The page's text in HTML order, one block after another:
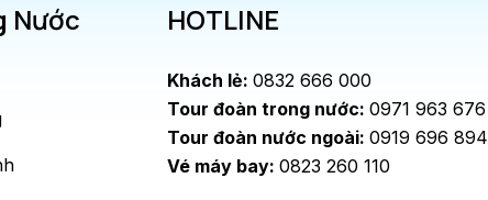
Nước HOTLINE
Khách lẻ: 0832 666 000
Tour đoàn trong nước: 0971 963 676
Tour đoàn nước ngoài: 0919 696 894
Vé máy bay: 0823 260 110